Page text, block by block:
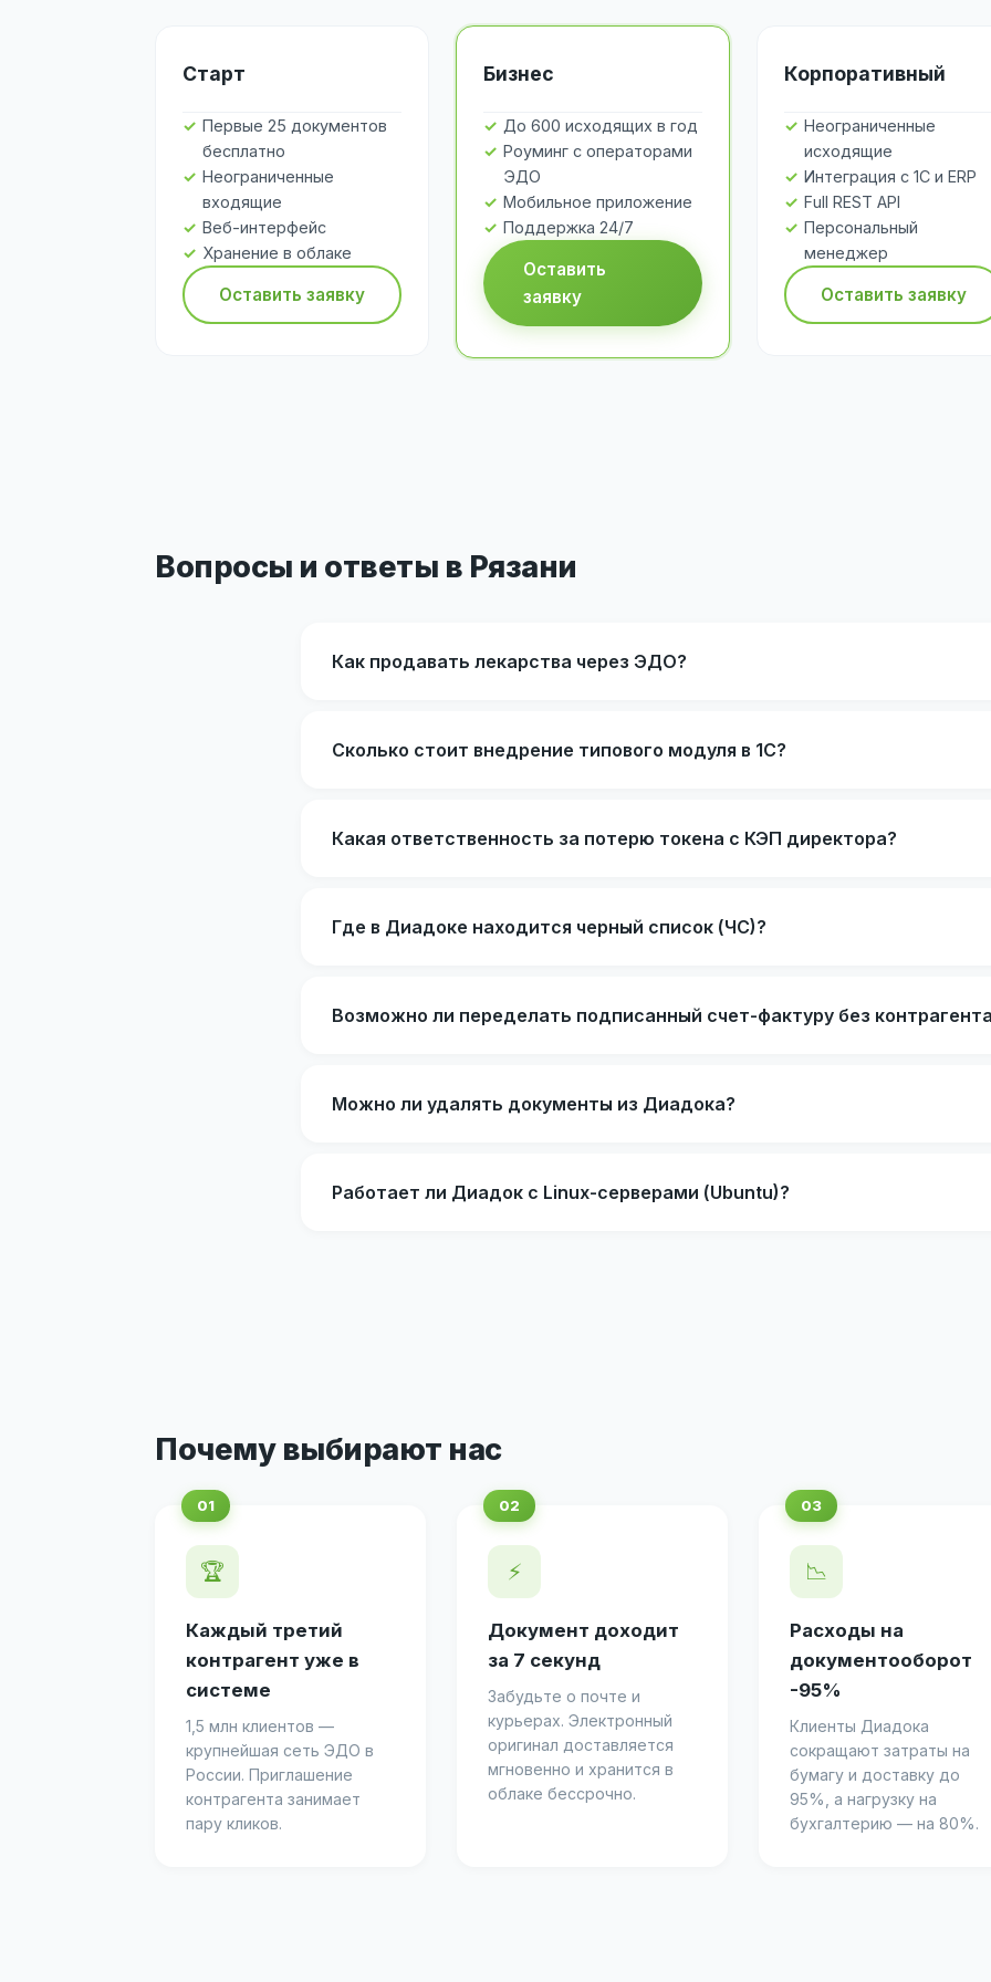
Старт
Первые 25 документов
бесплатно
Неограниченные
входящие
Веб-интерфейс
Хранение в облаке
Оставить заявку
Бизнес
До 600 исходящих в год
Роуминг с операторами
ЭДО
Мобильное приложение
Поддержка 24/7
Оставить
заявку
Корпоративный
Неограниченные
исходящие
Интеграция с 1С и ERP
Full REST API
Персональный
менеджер
Оставить заявку
Вопросы и ответы в Рязани
Как продавать лекарства через ЭДО?
Сколько стоит внедрение типового модуля в 1С?
Какая ответственность за потерю токена с КЭП директора?
Где в Диадоке находится черный список (ЧС)?
Возможно ли переделать подписанный счет-фактуру без
Можно ли удалять документы из Диадока?
Работает ли Диадок с Linux-серверами (Ubuntu)?
Почему выбирают нас
🏆
Каждый третий
контрагент уже в
системе
1,5 млн клиентов —
крупнейшая сеть ЭДО в
России. Приглашение
контрагента занимает
пару кликов.
⚡
Документ доходит
за 7 секунд
Забудьте о почте и
курьерах. Электронный
оригинал доставляется
мгновенно и хранится в
облаке бессрочно.
📉
Расходы на
документооборот
-95%
Клиенты Диадока
сокращают затраты на
бумагу и доставку до
95%, а нагрузку на
бухгалтерию — на 80%.